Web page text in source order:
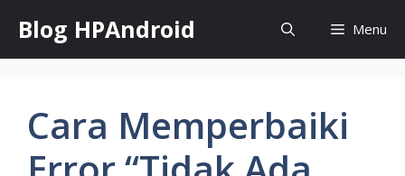
content
Blog HPAndroid Menu
Cara Memperbaiki